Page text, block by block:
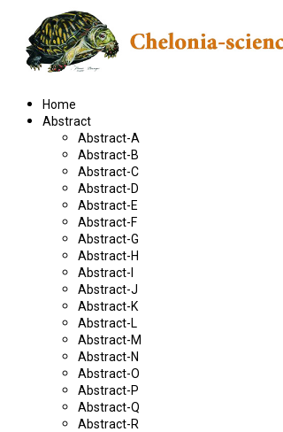
Home
Abstract
Abstract-A
Abstract-B
Abstract-C
Abstract-D
Abstract-E
Abstract-F
Abstract-G
Abstract-H
Abstract-I
Abstract-J
Abstract-K
Abstract-L
Abstract-M
Abstract-N
Abstract-O
Abstract-P
Abstract-Q
Abstract-R